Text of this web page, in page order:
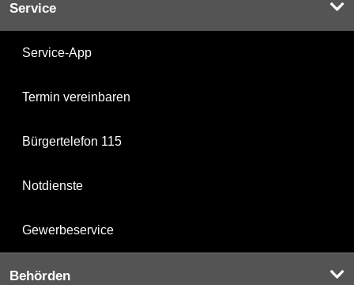
Service
Service-App
Termin vereinbaren
Bürgertelefon 115
Notdienste
Gewerbeservice
Behörden